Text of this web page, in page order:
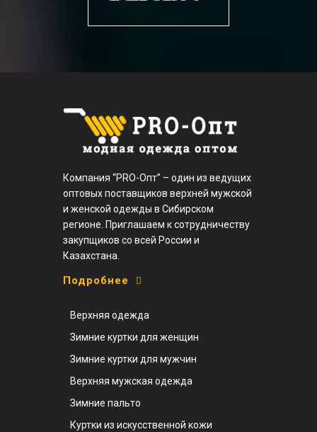
Компания “PRO-Опт” – один из ведущих
оптовых поставщиков верхней мужской
и женской одежды в Сибирском
регионе. Приглашаем к сотрудничеству
закупщиков со всей России и
Казахстана.
Подробнее
Верхняя одежда
Зимние куртки для женщин
Зимние куртки для мужчин
Верхняя мужская одежда
Зимние пальто
Куртки из искусственной кожи